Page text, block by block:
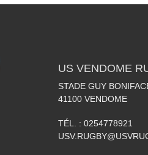
US VENDOME
STADE GUY
41100 VENDOME
TÉL. : 0254778921